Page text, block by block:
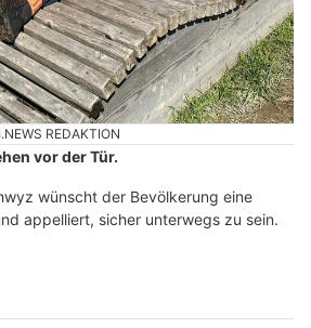
REDAKTION
vor der Tür.
wünscht der Bevölkerung eine
appelliert, sicher unterwegs zu sein.